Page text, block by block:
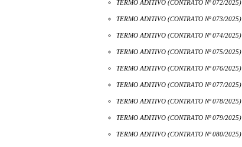
TERMO ADITIVO (CONTRATO Nº 072/2025)
TERMO ADITIVO (CONTRATO Nº 073/2025)
TERMO ADITIVO (CONTRATO Nº 074/2025)
TERMO ADITIVO (CONTRATO Nº 075/2025)
TERMO ADITIVO (CONTRATO Nº 076/2025)
TERMO ADITIVO (CONTRATO Nº 077/2025)
TERMO ADITIVO (CONTRATO Nº 078/2025)
TERMO ADITIVO (CONTRATO Nº 079/2025)
TERMO ADITIVO (CONTRATO Nº 080/2025)